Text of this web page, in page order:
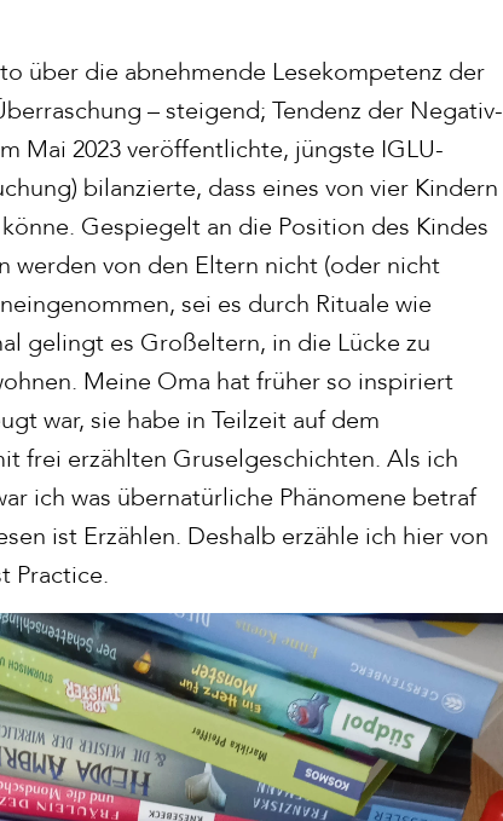
über die abnehmende Lesekompetenz der
– steigend; Tendenz der Negativ-
Mai 2023 veröffentlichte, jüngste IGLU-
bilanzierte, dass eines von vier Kindern
Gespiegelt an die Position des Kindes
werden von den Eltern nicht (oder nicht
sei es durch Rituale wie
gelingt es Großeltern, in die Lücke zu
Meine Oma hat früher so inspiriert
war, sie habe in Teilzeit auf dem
frei erzählten Gruselgeschichten. Als ich
ich was übernatürliche Phänomene betraf
ist Erzählen. Deshalb erzähle ich hier von
Practice.